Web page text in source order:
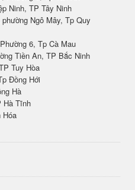
Ninh, TP Tây Ninh
Ngô Mây, Tp Quy
6, Tp Cà Mau
Tiền An, TP Bắc Ninh
Tuy Hòa
Đồng Hới
Hà
Hà Tĩnh
Hóa